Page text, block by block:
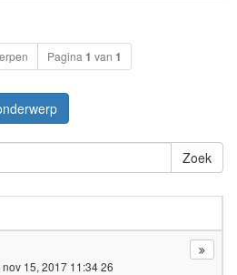
Pagina 1 van 1
Zoek
nov 15, 2017 11:34 26